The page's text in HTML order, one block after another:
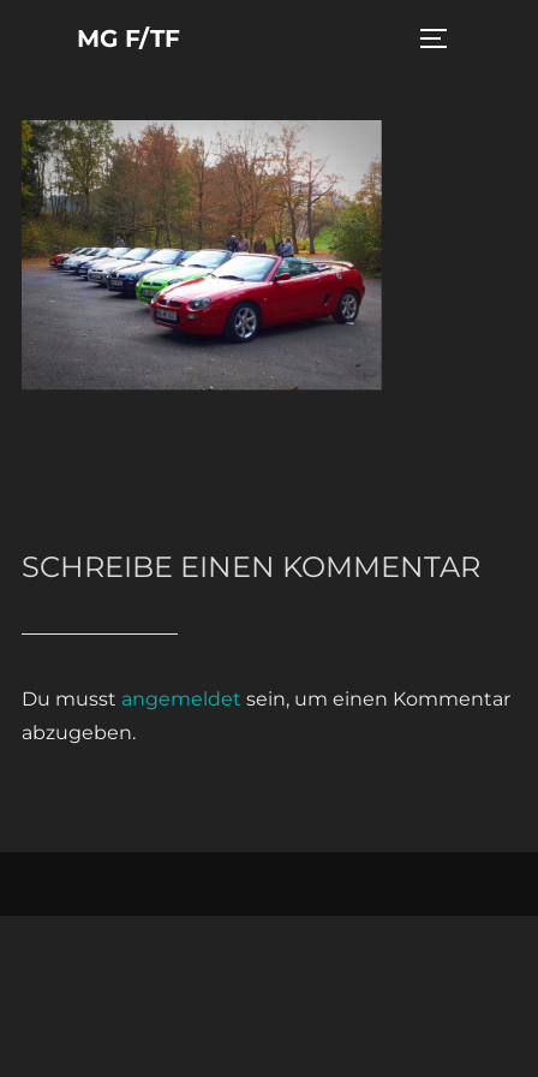
MG F/TF
SCHREIBE EINEN KOMMENTAR
Du musst angemeldet sein, um einen Kommentar
abzugeben.